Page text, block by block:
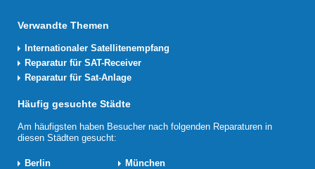
Verwandte Themen
Internationaler Satellitenempfang
Reparatur für SAT-Receiver
Reparatur für Sat-Anlage
Häufig gesuchte Städte
Am häufigsten haben Besucher nach folgenden Reparaturen in
diesen Städten gesucht:
Berlin
München